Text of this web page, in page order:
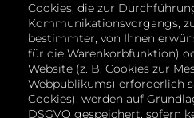
Cookies, die zur
Kommunikationsvorgangs,
bestimmter, von Ihnen
für die Warenkorbfunktion)
Website (z. B. Cookies zur
Webpublikums) erforderlich
Cookies), werden auf
DSGVO gespeichert, sofern